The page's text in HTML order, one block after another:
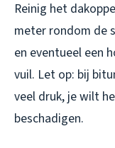
Reinig het
meter rondom de
en eventueel een
vuil. Let op: bij
veel druk, je wilt
beschadigen.